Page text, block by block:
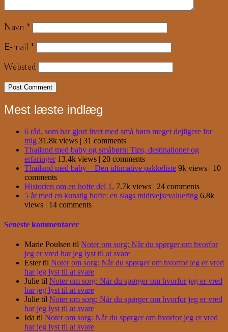
Navn *
E-mail *
Websted
Mest læste indlæg
6 råd, som har gjort livet med små børn meget dejligere for
mig 31.8k views | 31 comments
Thailand med baby og småbørn: Tips, destinationer og
erfaringer 13.4k views | 20 comments
Thailand med baby – Den ultimative pakkeliste 9k views | 10
comments
Historien om en hofte del 1. 7.7k views | 24 comments
5 år med en kunstig hofte: en slags midtvejsevaluering 6.8k
views | 14 comments
Seneste kommentarer
Marie Poulsen til Noter om sorg: Når du spørger om hvorfor
jeg er vred har jeg lyst til at svare
Estertil Noter om sorg: Når du spørger om hvorfor jeg er vred
har jeg lyst til at svare
Julie til Noter om sorg: Når du spørger om hvorfor jeg er vred
har jeg lyst til at svare
Julie til Noter om sorg: Når du spørger om hvorfor jeg er vred
har jeg lyst til at svare
Ida til Noter om sorg: Når du spørger om hvorfor jeg er vred
har jeg lyst til at svare